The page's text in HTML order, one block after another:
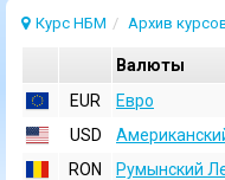
Курс НБМ Архив
Валюты
EUR
Евро
USD
RON
Румынский